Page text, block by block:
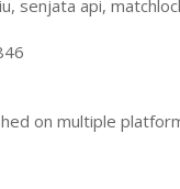
senjata api,
on multiple